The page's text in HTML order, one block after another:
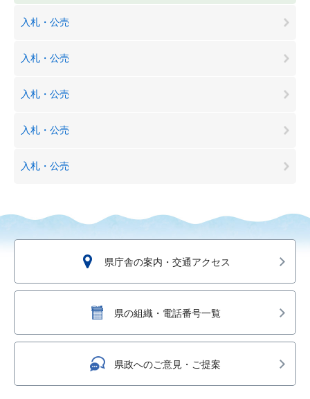
入札・公売
入札・公売
入札・公売
入札・公売
入札・公売
県庁舎の案内・交通アクセス
県の組織・電話番号一覧
県政へのご意見・ご提案